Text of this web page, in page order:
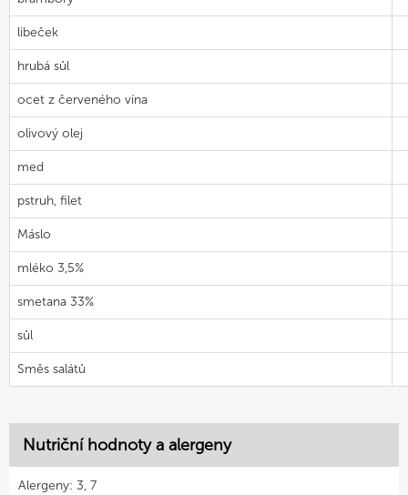
libeček
hrubá sůl
ocet z červeného vína
olivový olej
med
pstruh, filet
Máslo
mléko 3,5%
smetana 33%
sůl
Směs salátů
Nutriční hodnoty a alergeny
Alergeny: 3, 7